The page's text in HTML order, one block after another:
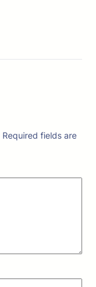
Required fields are